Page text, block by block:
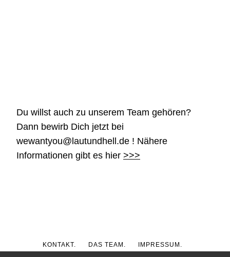
Du willst auch zu unserem Team gehören?
Dann bewirb Dich jetzt bei
wewantyou@lautundhell.de ! Nähere
Informationen gibt es hier >>>
KONTAKT. DAS TEAM.
IMPRESSUM.